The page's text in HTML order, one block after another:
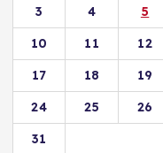
3
4 5
10
11 12
17
18 19
24
25 26
31